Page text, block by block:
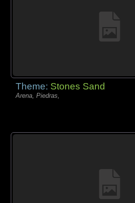
Theme: Stones Sand
Arena, Piedras,